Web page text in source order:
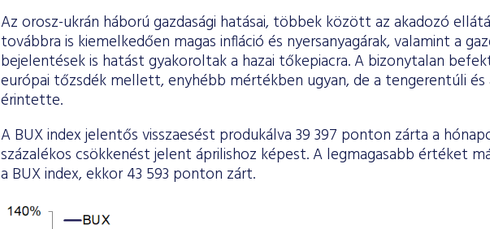
Az orosz-ukrán háború gazdasági hatásai, többek között az akadozó
továbbra is kiemelkedően magas infláció és nyersanyagárak, valamint a
bejelentések is hatást gyakoroltak a hazai tőkepiacra. A bizonytalan
európai tőzsdék mellett, enyhébb mértékben ugyan, de a tengerentúli és
érintette.
A BUX index jelentős visszaesést produkálva 39 397 ponton zárta a
százalékos csökkenést jelent áprilishoz képest. A legmagasabb értéket
a BUX index, ekkor 43 593 ponton zárt.